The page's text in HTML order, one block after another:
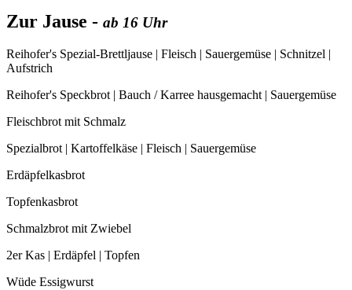
Zur Jause - ab 16 Uhr
Reihofer's Spezial-Brettljause | Fleisch | Sauergemüse | Schnitzel |
Aufstrich
Reihofer's Speckbrot | Bauch / Karree hausgemacht | Sauergemüse
Fleischbrot mit Schmalz
Spezialbrot | Kartoffelkäse | Fleisch | Sauergemüse
Erdäpfelkasbrot
Topfenkasbrot
Schmalzbrot mit Zwiebel
2er Kas | Erdäpfel | Topfen
Wüde Essigwurst